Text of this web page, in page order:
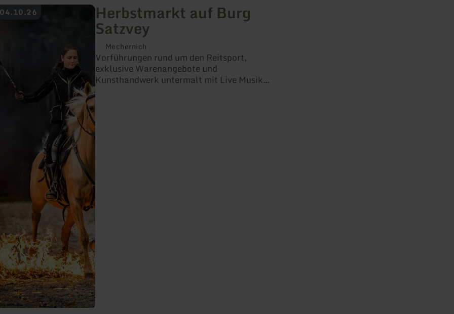
Herbstmarkt auf Burg
Satzvey
Mechernich
Vorführungen rund um den Reitsport,
exklusive Warenangebote und
Kunsthandwerk untermalt mit Live Musik